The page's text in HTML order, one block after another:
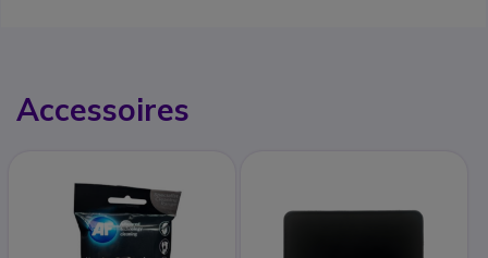
Accessoires